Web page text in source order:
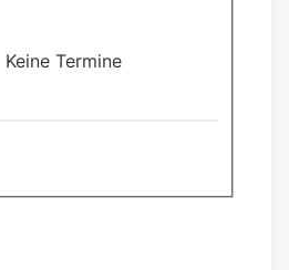
Keine Termine